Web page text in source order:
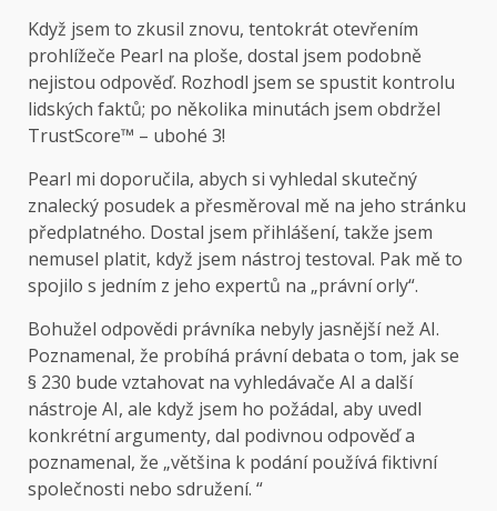
Když jsem to zkusil znovu, tentokrát otevřením
prohlížeče Pearl na ploše, dostal jsem podobně
nejistou odpověď. Rozhodl jsem se spustit kontrolu
lidských faktů; po několika minutách jsem obdržel
TrustScore™ – ubohé 3!
Pearl mi doporučila, abych si vyhledal skutečný
znalecký posudek a přesměroval mě na jeho stránku
předplatného. Dostal jsem přihlášení, takže jsem
nemusel platit, když jsem nástroj testoval. Pak mě to
spojilo s jedním z jeho expertů na „právní orly“.
Bohužel odpovědi právníka nebyly jasnější než AI.
Poznamenal, že probíhá právní debata o tom, jak se
§ 230 bude vztahovat na vyhledávače AI a další
nástroje AI, ale když jsem ho požádal, aby uvedl
konkrétní argumenty, dal podivnou odpověď a
poznamenal, že „většina k podání používá fiktivní
společnosti nebo sdružení. “